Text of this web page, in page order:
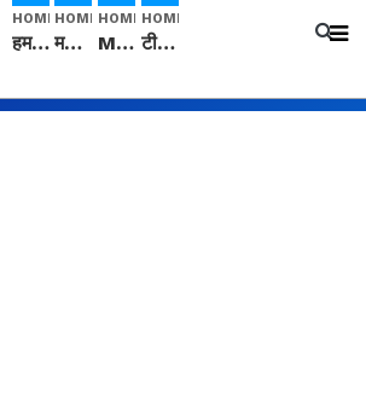
HOME
हम सनातनी..." सांसद kangana Ranaut से क्या बोली लड़की? Viral Jantar-Mantar | CJP protest
HOME
मनीषा हत्याकांड: हत्या, आत्महत्या या कोई बड़ा राज? | Full Story | Josh Haryana
HOME
Mangalsutra: हिंदू धर्म में शादी के बाद मंगलसूत्र क्यों पहनती है महिलाएं, किसने शुरु की ये परंपरा
HOME
टीम बीकेई ने एग्रीकल्चर ग्रेड की यूरिया खाद गट्टों में बदलकर टेक्निकल ग्रेड में बेचने वालों पर करवाई कार्रवाई: लखविंदर सिंह औलख